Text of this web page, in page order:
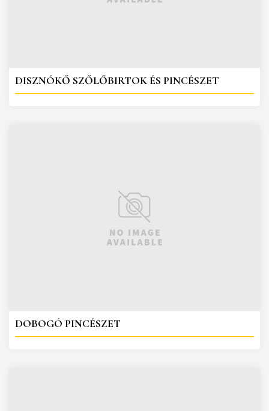
DISZNÓKŐ SZŐLŐBIRTOK ÉS PINCÉSZET
DOBOGÓ PINCÉSZET